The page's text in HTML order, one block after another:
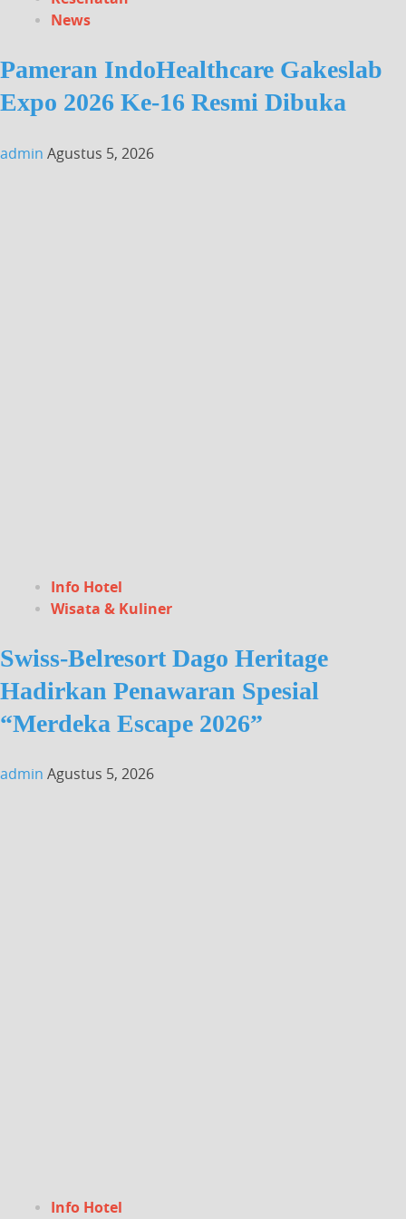
News
Pameran IndoHealthcare Gakeslab
Expo 2026 Ke-16 Resmi Dibuka
admin Agustus 5, 2026
Info Hotel
Wisata & Kuliner
Swiss-Belresort Dago Heritage
Hadirkan Penawaran Spesial
“Merdeka Escape 2026”
admin Agustus 5, 2026
Info Hotel